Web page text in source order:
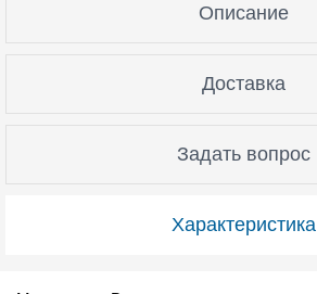
Характеристика
Описание
Доставка
Задать вопрос